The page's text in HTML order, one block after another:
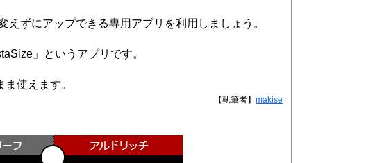
えずにアップできる専用アプリを利用しましょう。
」というアプリです。
使えます。
【執筆者】makise